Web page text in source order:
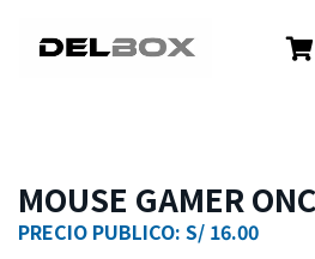
MOUSE GAMER
PRECIO PUBLICO: S/ 16.00